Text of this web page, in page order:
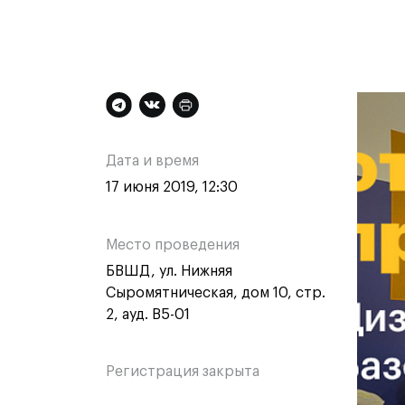
Дополнительная
информация
о
Дата и время
17 июня 2019, 12:30
Место проведения
БВШД, ул. Нижняя
Сыромятническая, дом 10, стр.
2, ауд. B5-01
Регистрация закрыта
о